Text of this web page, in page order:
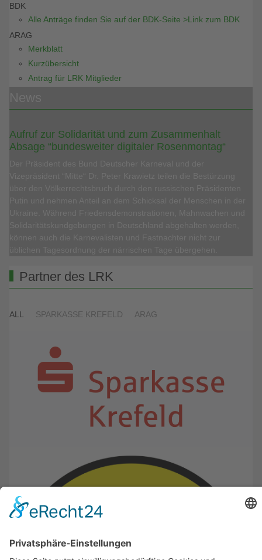
BDK
Alle Anträge finden Sie auf der BDK-Seite >Link zum BDK
ARAG
Merkblatt
Kurzübersicht
Antrag für LRK Mitglieder
Aufruf zur Solidarität und zum Zusammenhalt
Absage “bundesweiter digitaler Rosenmontag“
Partner des LRK
ALL SPARKASSE KREFELD ARAG